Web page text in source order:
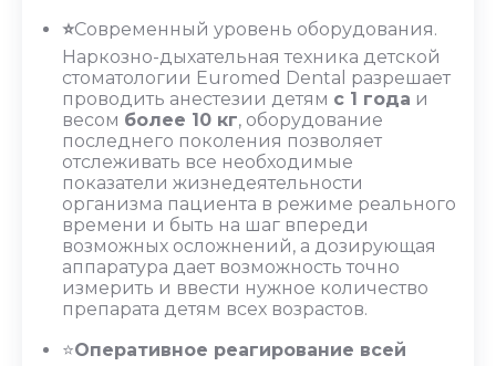
⭐Современный уровень оборудования.
Наркозно-дыхательная техника детской
стоматологии Euromed Dental разрешает
проводить анестезии детям с 1 года и
весом более 10 кг, оборудование
последнего поколения позволяет
отслеживать все необходимые
показатели жизнедеятельности
организма пациента в режиме реального
времени и быть на шаг впереди
возможных осложнений, а дозирующая
аппаратура дает возможность точно
измерить и ввести нужное количество
препарата детям всех возрастов.
⭐Оперативное реагирование всей